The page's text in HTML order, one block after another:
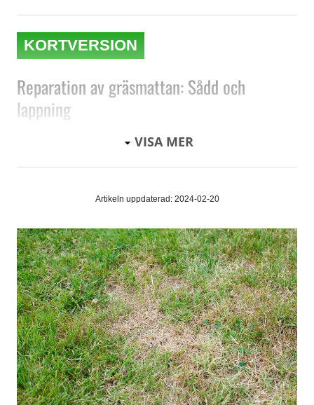
KORTVERSION
Reparation av gräsmattan: Sådd och
lappning
VISA MER
Artikeln uppdaterad: 2024-02-20